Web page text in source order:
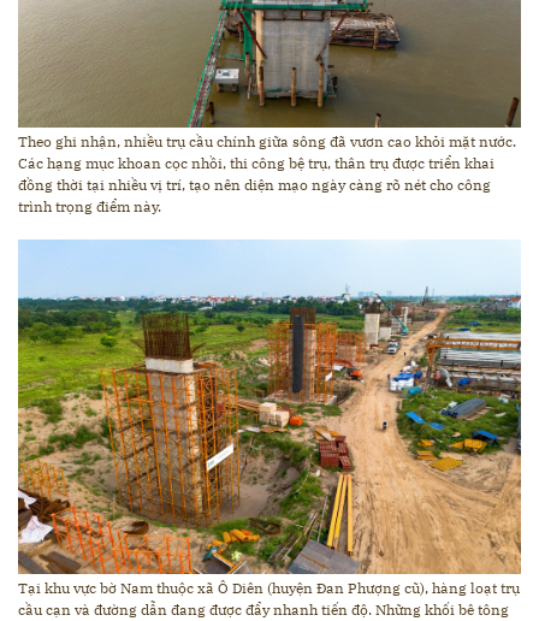
Theo ghi nhận, nhiều trụ cầu chính giữa sông đã vươn cao khỏi mặt nước.
Các hạng mục khoan cọc nhồi, thi công bệ trụ, thân trụ được triển khai
đồng thời tại nhiều vị trí, tạo nên diện mạo ngày càng rõ nét cho công
trình trọng điểm này.
Tại khu vực bờ Nam thuộc xã Ô Diên (huyện Đan Phượng cũ), hàng loạt trụ
cầu cạn và đường dẫn đang được đẩy nhanh tiến độ. Những khối bê tông